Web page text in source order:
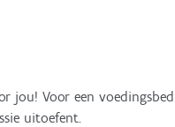
jou! Voor een
uitoefent.